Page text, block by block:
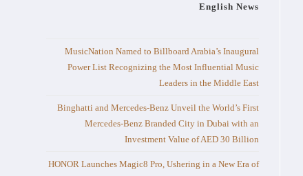
English News
MusicNation Named to Billboard Arabia’s Inaugural
Power List Recognizing the Most Influential Music
Leaders in the Middle East
Binghatti and Mercedes-Benz Unveil the World’s First
Mercedes-Benz Branded City in Dubai with an
Investment Value of AED 30 Billion
HONOR Launches Magic8 Pro, Ushering in a New Era of